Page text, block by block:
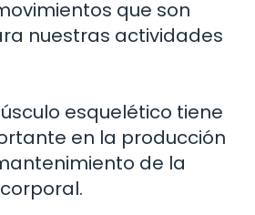
que son
nuestras actividades
esquelético tiene
en la producción
de la